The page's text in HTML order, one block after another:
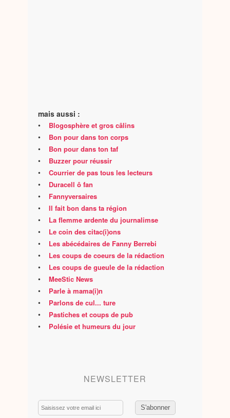
mais aussi :
• Blogosphère et gros câlins
• Bon pour dans ton corps
• Bon pour dans ton taf
• Buzzer pour réussir
• Courrier de pas tous les lecteurs
• Duracell ô fan
• Fannyversaires
• Il fait bon dans ta région
• La flemme ardente du journalimse
• Le coin des citac(i)ons
• Les abécédaires de Fanny Berrebi
• Les coups de coeurs de la rédaction
• Les coups de gueule de la rédaction
• MeeStic News
• Parle à mama(i)n
• Parlons de cul... ture
• Pastiches et coups de pub
• Polésie et humeurs du jour
NEWSLETTER
Email